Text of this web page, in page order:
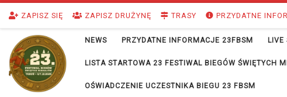
Przejdź do treści
ZAPISZ SIĘ ZAPISZ DRUŻYNĘ TRASY PRZYDATNE
NEWS PRZYDATNE INFORMACJE 23FBSM LIVE
LISTA STARTOWA 23 FESTIWAL BIEGÓW ŚWIĘTYCH
OŚWIADCZENIE UCZESTNIKA BIEGU 23 FBSM